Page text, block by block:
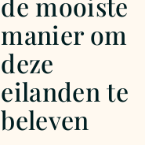
manier om
deze
eilanden te
beleven